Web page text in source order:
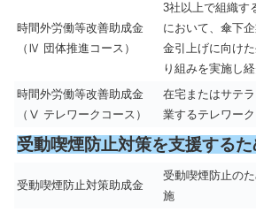
時間外労働等改善助成金
（Ⅳ 団体推進コース）
3社以上で組織す
において、傘下
金引上げに向け
り組みを実施し
時間外労働等改善助成金
（Ⅴ テレワークコース）
在宅またはサテ
業するテレワー
受動喫煙防止対策を支援する
受動喫煙防止対策助成金
受動喫煙防止の
施